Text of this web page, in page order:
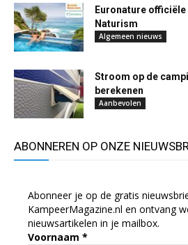
Euronature
Naturism
Algemeen nieuws
Stroom op de
berekenen
Aanbevolen
ABONNEREN OP ONZE
Abonneer je op de gratis
KampeerMagazine.nl en ontvang
nieuwsartikelen in je mailbox.
Voornaam *